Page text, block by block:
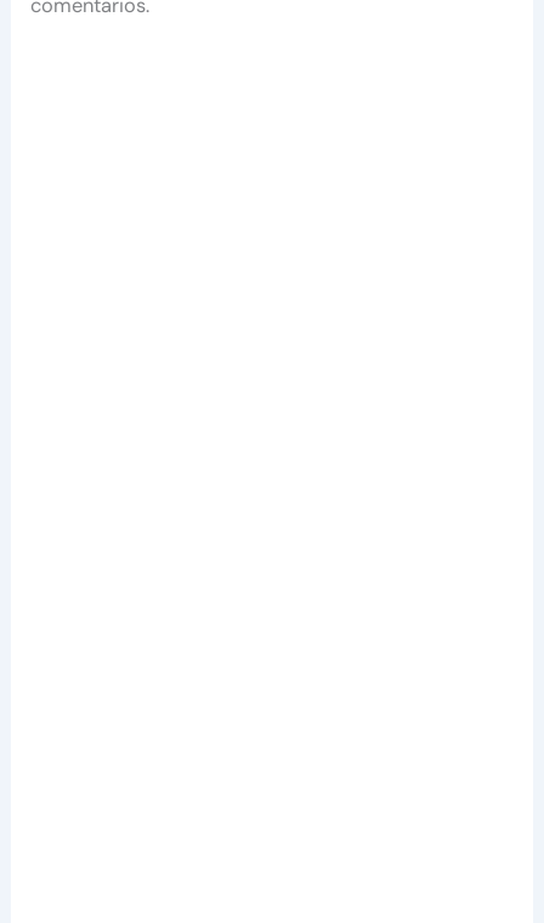
comentarios.